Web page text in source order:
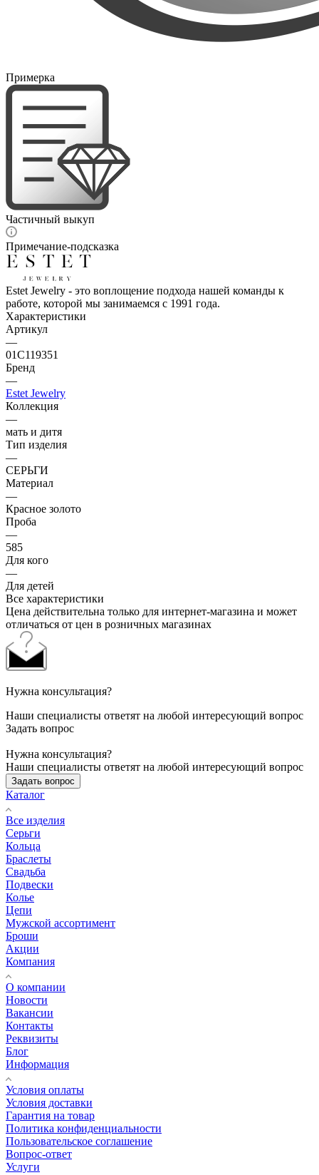
Примерка
Частичный выкуп
Примечание-подсказка
Estet Jewelry - это воплощение подхода нашей команды к
работе, которой мы занимаемся с 1991 года.
Характеристики
Артикул
—
01С119351
Бренд
—
Estet Jewelry
Коллекция
—
мать и дитя
Тип изделия
—
СЕРЬГИ
Материал
—
Красное золото
Проба
—
585
Для кого
—
Для детей
Все характеристики
Цена действительна только для интернет-магазина и может
отличаться от цен в розничных магазинах
Нужна консультация?
Наши специалисты ответят на любой интересующий вопрос
Задать вопрос
Нужна консультация?
Наши специалисты ответят на любой интересующий вопрос
Задать вопрос
Каталог
Все изделия
Серьги
Кольца
Браслеты
Свадьба
Подвески
Колье
Цепи
Мужской ассортимент
Броши
Акции
Компания
О компании
Новости
Вакансии
Контакты
Реквизиты
Блог
Информация
Условия оплаты
Условия доставки
Гарантия на товар
Политика конфиденциальности
Пользовательское соглашение
Вопрос-ответ
Услуги